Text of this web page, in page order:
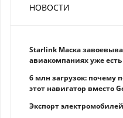
НОВОСТИ
Starlink Маска
авиакомпаниях уже
6 млн загрузок: почему
этот навигатор вместо
Экспорт